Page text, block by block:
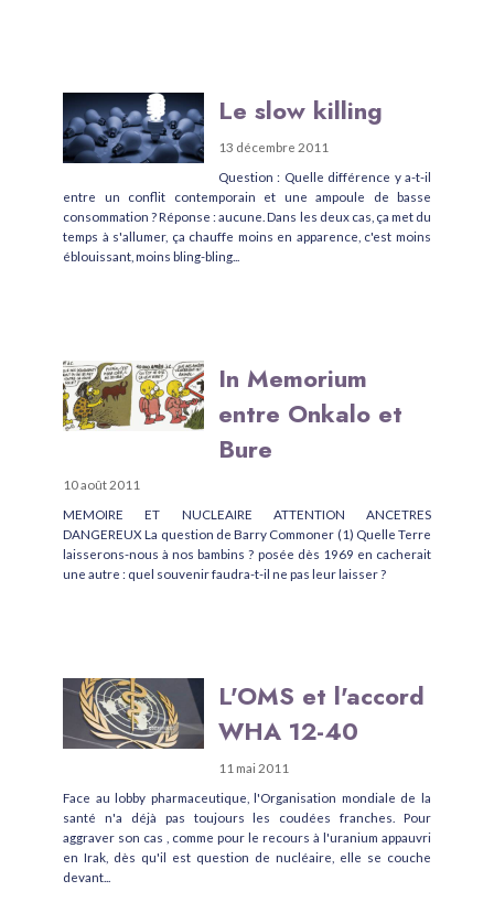
Le slow killing
13 décembre 2011
Question : Quelle différence y a-t-il
entre un conflit contemporain et une ampoule de basse
consommation ? Réponse : aucune. Dans les deux cas, ça met du
temps à s'allumer, ça chauffe moins en apparence, c'est moins
éblouissant, moins bling-bling...
In Memorium
entre Onkalo et
Bure
10 août 2011
MEMOIRE ET NUCLEAIRE ATTENTION ANCETRES
DANGEREUX La question de Barry Commoner (1) Quelle Terre
laisserons-nous à nos bambins ? posée dès 1969 en cacherait
une autre : quel souvenir faudra-t-il ne pas leur laisser ?
L'OMS et l'accord
WHA 12-40
11 mai 2011
Face au lobby pharmaceutique, l'Organisation mondiale de la
santé n'a déjà pas toujours les coudées franches. Pour
aggraver son cas , comme pour le recours à l'uranium appauvri
en Irak, dès qu'il est question de nucléaire, elle se couche
devant...